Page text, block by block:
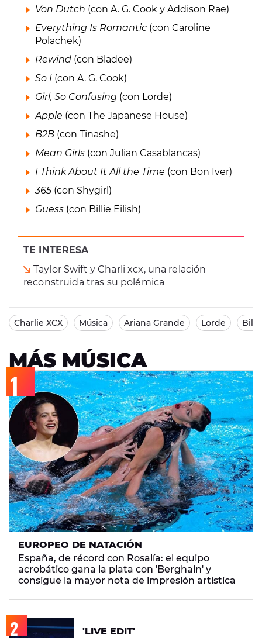
TE INTERESA
Taylor Swift y Charli xcx, una relación
reconstruida tras su polémica
Von Dutch (con A. G. Cook y Addison Rae)
Everything Is Romantic (con Caroline
Polachek)
Rewind (con Bladee)
So I (con A. G. Cook)
Girl, So Confusing (con Lorde)
Apple (con The Japanese House)
B2B (con Tinashe)
Mean Girls (con Julian Casablancas)
I Think About It All the Time (con Bon Iver)
365(con Shygirl)
Guess (con Billie Eilish)
Charlie XCX Música Ariana Grande Lorde
MÁS MÚSICA
EUROPEO DE NATACIÓN
España, de récord con Rosalía: el equipo
acrobático gana la plata con 'Berghain' y
consigue la mayor nota de impresión artística
'LIVE EDIT'